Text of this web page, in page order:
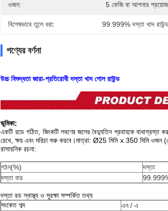
ওজন: 5 কেজি বা আপনার
বিশেষভাবে তুলে ধরা: 99.999% দস্তা খাদ
পণ্যের বর্ণনা
উচ্চ বিশুদ্ধতা জারা-প্রতিরোধী দস্তা খাদ গোল রাউন্ড
ভূমিকা:
একটি রডে গঠিত, জিংকটি লবণের জলের বৈদ্যুতিন প্রবাহকে বাধাগ্রস্ত
রেখে, ক্ষয় এবং মরিচা শুরু করবে।মাত্রা: Ø25 মিমি x 350 মিমি ওজন
রাসায়নিক রচনা:
গঠন(%)
দস্তা
দস্তা বার
দস্তা রড স্বাস্থ্য ও সুরক্ষা সম্পর্কিত তথ্য
সংকেত শব্দ
এন / এ